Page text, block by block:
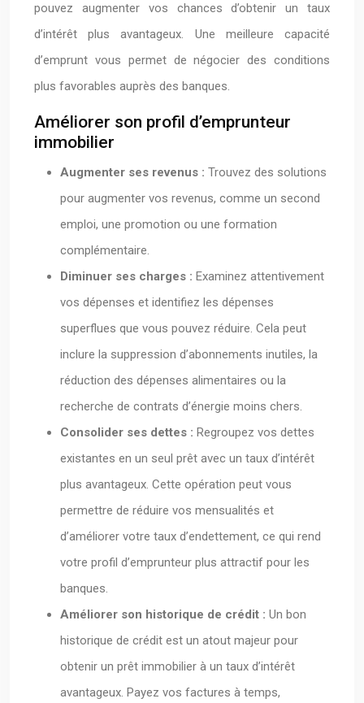
pouvez augmenter vos chances d’obtenir un taux
d’intérêt plus avantageux. Une meilleure capacité
d’emprunt vous permet de négocier des conditions
plus favorables auprès des banques.
Améliorer son profil d’emprunteur
immobilier
Augmenter ses revenus : Trouvez des solutions
pour augmenter vos revenus, comme un second
emploi, une promotion ou une formation
complémentaire.
Diminuer ses charges : Examinez attentivement
vos dépenses et identifiez les dépenses
superflues que vous pouvez réduire. Cela peut
inclure la suppression d’abonnements inutiles, la
réduction des dépenses alimentaires ou la
recherche de contrats d’énergie moins chers.
Consolider ses dettes : Regroupez vos dettes
existantes en un seul prêt avec un taux d’intérêt
plus avantageux. Cette opération peut vous
permettre de réduire vos mensualités et
d’améliorer votre taux d’endettement, ce qui rend
votre profil d’emprunteur plus attractif pour les
banques.
Améliorer son historique de crédit : Un bon
historique de crédit est un atout majeur pour
obtenir un prêt immobilier à un taux d’intérêt
avantageux. Payez vos factures à temps,